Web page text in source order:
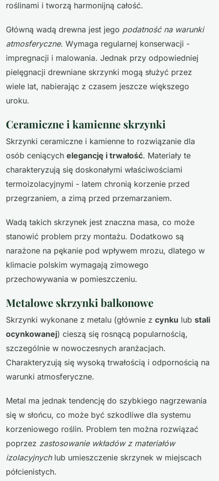
roślinami i tworzą harmonijną całość.
Główną wadą drewna jest jego podatność na warunki
atmosferyczne. Wymaga regularnej konserwacji -
impregnacji i malowania. Jednak przy odpowiedniej
pielęgnacji drewniane skrzynki mogą służyć przez
wiele lat, nabierając z czasem jeszcze większego
uroku.
Ceramiczne i kamienne skrzynki
Skrzynki ceramiczne i kamienne to rozwiązanie dla
osób ceniących elegancję i trwałość. Materiały te
charakteryzują się doskonałymi właściwościami
termoizolacyjnymi - latem chronią korzenie przed
przegrzaniem, a zimą przed przemarzaniem.
Wadą takich skrzynek jest znaczna masa, co może
stanowić problem przy montażu. Dodatkowo są
narażone na pękanie pod wpływem mrozu, dlatego w
klimacie polskim wymagają zimowego
przechowywania w pomieszczeniu.
Metalowe skrzynki balkonowe
Skrzynki wykonane z metalu (głównie z cynku lub stali
ocynkowanej) cieszą się rosnącą popularnością,
szczególnie w nowoczesnych aranżacjach.
Charakteryzują się wysoką trwałością i odpornością na
warunki atmosferyczne.
Metal ma jednak tendencję do szybkiego nagrzewania
się w słońcu, co może być szkodliwe dla systemu
korzeniowego roślin. Problem ten można rozwiązać
poprzez zastosowanie wkładów z materiałów
izolacyjnychlub umieszczenie skrzynek w miejscach
półcienistych.